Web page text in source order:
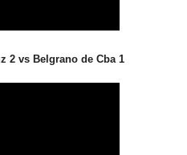
2 vs Belgrano de Cba 1